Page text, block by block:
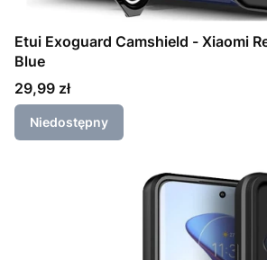
Etui Exoguard Camshield - Xiaomi
Blue
Cena
29,99 zł
Niedostępny